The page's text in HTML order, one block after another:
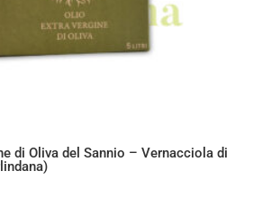
di Oliva del Sannio – Vernacciola di